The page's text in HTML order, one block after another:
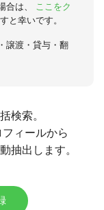
合は、
ここをク
と幸いです。
譲渡・貸与・翻
検索。
ィールから
抽出します。